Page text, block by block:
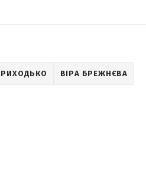
ВІРА БРЕЖНЄВА